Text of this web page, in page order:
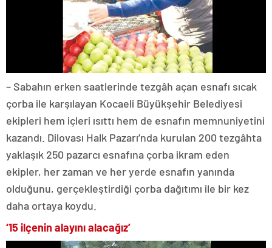
– Sabahın erken saatlerinde tezgâh açan esnafı sıcak
çorba ile karşılayan Kocaeli Büyükşehir Belediyesi
ekipleri hem içleri ısıttı hem de esnafın memnuniyetini
kazandı. Dilovası Halk Pazarı’nda kurulan 200 tezgâhta
yaklaşık 250 pazarcı esnafına çorba ikram eden
ekipler, her zaman ve her yerde esnafın yanında
olduğunu, gerçekleştirdiği çorba dağıtımı ile bir kez
daha ortaya koydu.
‘15 ilçenin alayını alacağız’